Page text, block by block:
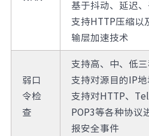
基于抖动、延迟
支持HTTP压缩以
输层加速技术
弱口
令检
查
支持高、中、低
支持对源目的IP
支持对HTTP、
POP3等各种协议
报安全事件